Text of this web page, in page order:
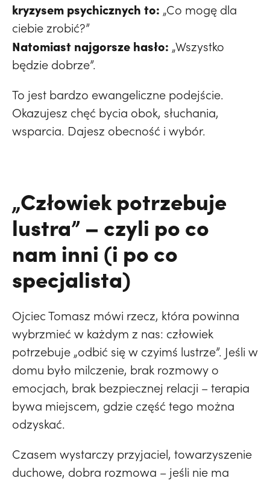
kryzysem psychicznych to: „Co mogę dla
ciebie zrobić?”
Natomiast najgorsze hasło: „Wszystko
będzie dobrze”.
To jest bardzo ewangeliczne podejście.
Okazujesz chęć bycia obok, słuchania,
wsparcia. Dajesz obecność i wybór.
„Człowiek potrzebuje
lustra” – czyli po co
nam inni (i po co
specjalista)
Ojciec Tomasz mówi rzecz, która powinna
wybrzmieć w każdym z nas: człowiek
potrzebuje „odbić się w czyimś lustrze”. Jeśli w
domu było milczenie, brak rozmowy o
emocjach, brak bezpiecznej relacji – terapia
bywa miejscem, gdzie część tego można
odzyskać.
Czasem wystarczy przyjaciel, towarzyszenie
duchowe, dobra rozmowa – jeśli nie ma